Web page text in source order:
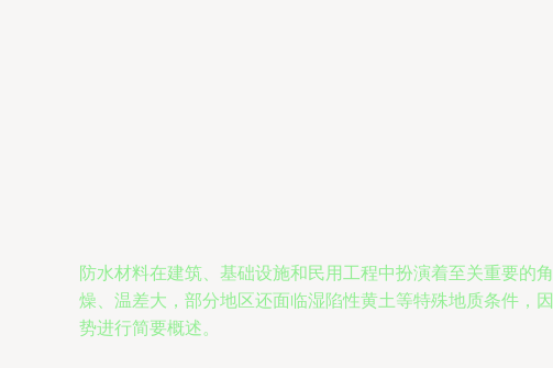
防水材料在建筑、基础设施和民用工程中扮演着至关重要的
燥、温差大，部分地区还面临湿陷性黄土等特殊地质条件，
势进行简要概述。